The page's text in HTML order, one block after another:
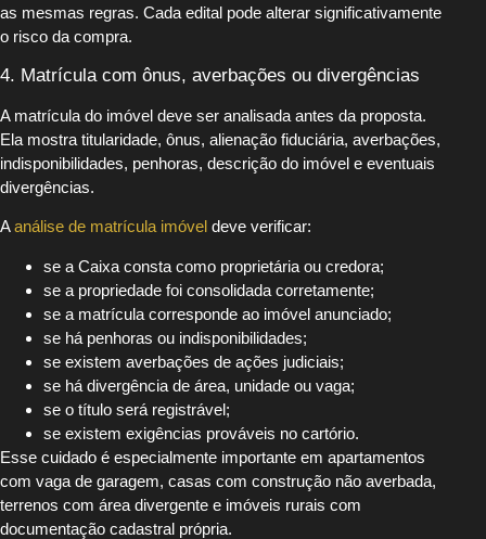
as mesmas regras. Cada edital pode alterar significativamente
o risco da compra.
4. Matrícula com ônus, averbações ou divergências
A matrícula do imóvel deve ser analisada antes da proposta.
Ela mostra titularidade, ônus, alienação fiduciária, averbações,
indisponibilidades, penhoras, descrição do imóvel e eventuais
divergências.
Aanálise de matrícula imóvel deve verificar:
se a Caixa consta como proprietária ou credora;
se a propriedade foi consolidada corretamente;
se a matrícula corresponde ao imóvel anunciado;
se há penhoras ou indisponibilidades;
se existem averbações de ações judiciais;
se há divergência de área, unidade ou vaga;
se o título será registrável;
se existem exigências prováveis no cartório.
Esse cuidado é especialmente importante em apartamentos
com vaga de garagem, casas com construção não averbada,
terrenos com área divergente e imóveis rurais com
documentação cadastral própria.